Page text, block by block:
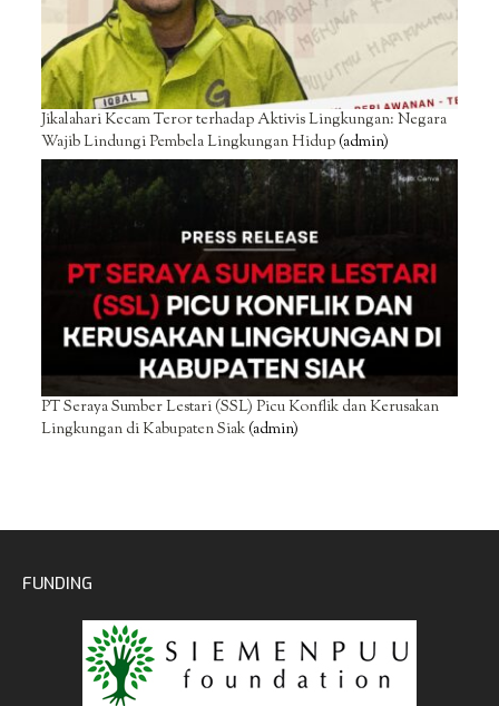
Jikalahari Kecam Teror terhadap Aktivis Lingkungan: Negara
Wajib Lindungi Pembela Lingkungan Hidup(admin)
PT Seraya Sumber Lestari (SSL) Picu Konflik dan Kerusakan
Lingkungan di Kabupaten Siak(admin)
FUNDING